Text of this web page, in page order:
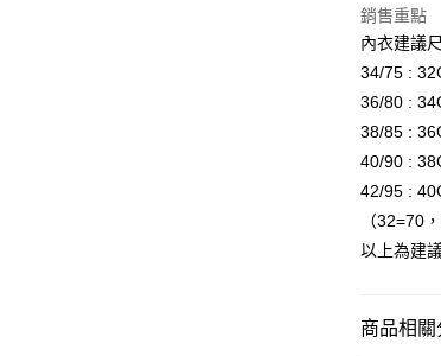
匯豐（
聯邦商
台新國
台灣樂
街口支付
ATM付款
全家取貨
每筆
付款後全
7-11取貨
銷售重點
內衣建議
34/75 :
36/80 :
38/85 :
40/90 :
42/95 :
（32=70
以上為建
商品相關